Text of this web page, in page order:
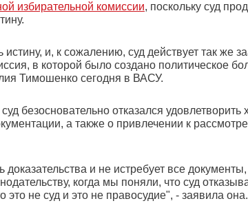
избирательной комиссии, поскольку суд
и, к сожалению, суд действует так же
в которой было создано политическое
Тимошенко сегодня в ВАСУ.
безосновательно отказался удовлетворить
а также о привлечении к
и не истребует все
когда мы поняли, что суд
это не суд и это не правосудие", - заявила она.